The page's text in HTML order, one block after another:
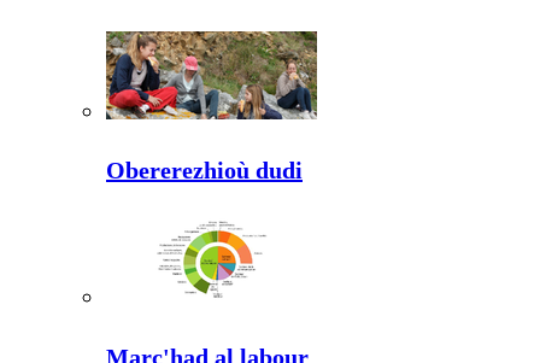
Obererezhioù dudi
Marc'had al labour